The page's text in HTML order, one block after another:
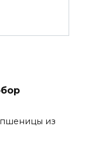
пшеницы из